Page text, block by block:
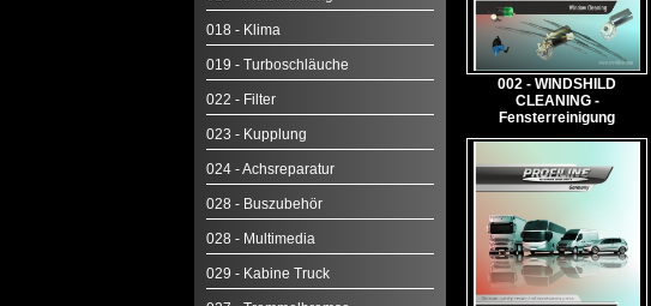
018 - Klima
019 - Turboschläuche
022 - Filter
023 - Kupplung
024 - Achsreparatur
028 - Buszubehör
028 - Multimedia
029 - Kabine Truck
002 - WINDSHILD
CLEANING -
Fensterreinigung